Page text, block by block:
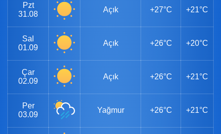
Pzt
31.08
Açık +27°C +21°C
Sal
01.09
Açık +26°C +20°C
Çar
02.09
Açık +26°C +21°C
Per
03.09
Yağmur +26°C +21°C